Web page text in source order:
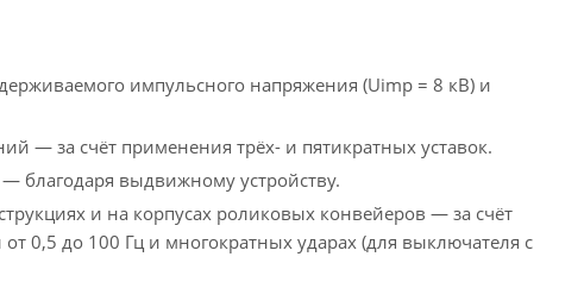
импульсного напряжения (Uimp = 8 кВ) и
— за счёт применения трёх- и пятикратных уставок.
благодаря выдвижному устройству.
и на корпусах роликовых конвейеров — за счёт
0,5 до 100 Гц и многократных ударах (для выключателя с